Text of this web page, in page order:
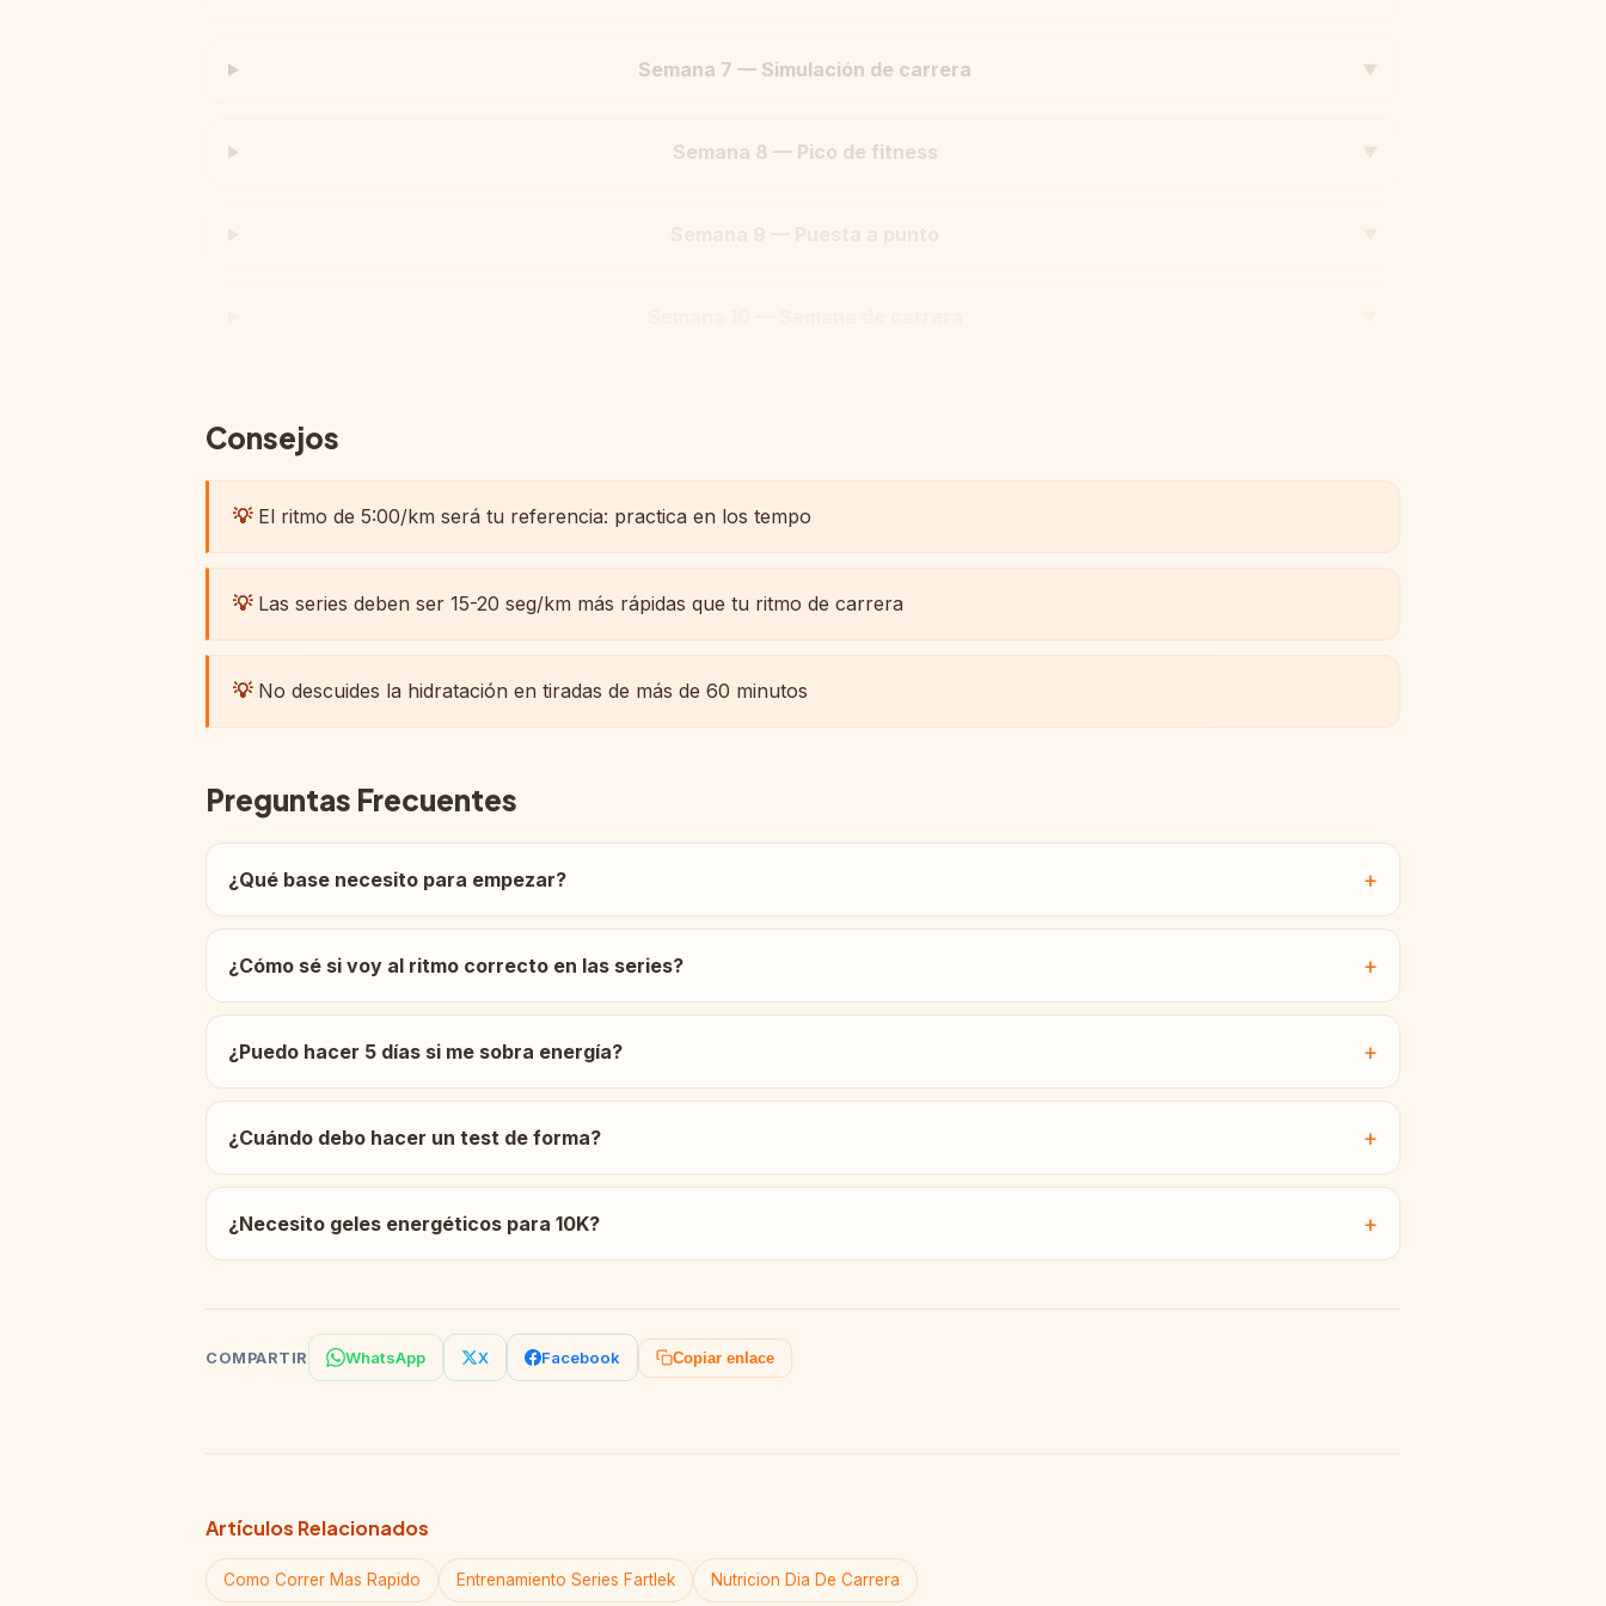
Semana 7 — Simulación de carrera ▼
Semana 8 — Pico de fitness
Consejos
💡El ritmo de 5:00/km será tu referencia: practica en los tempo
💡Las series deben ser 15-20 seg/km más rápidas que tu ritmo de carrera
💡No descuides la hidratación en tiradas de más de 60 minutos
Preguntas Frecuentes
¿Qué base necesito para empezar?
¿Cómo sé si voy al ritmo correcto en las series?
¿Puedo hacer 5 días si me sobra energía?
¿Cuándo debo hacer un test de forma?
¿Necesito geles energéticos para 10K?
COMPARTIR WhatsApp X Facebook Copiar enlace
Artículos Relacionados
Como Correr Mas Rapido Entrenamiento Series Fartlek Nutricion Dia De Carrera